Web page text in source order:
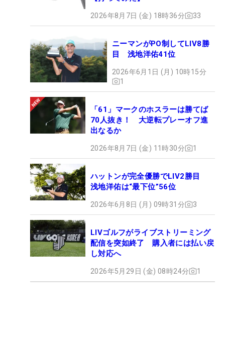
2026年8月7日 (金) 18時36分 33
ニーマンがPO制してLIV8勝
目 浅地洋佑41位
2026年6月1日 (月) 10時15分
1
「61」マークのホスラーは勝てば
70人抜き！ 大逆転プレーオフ進
出なるか
2026年8月7日 (金) 11時30分 1
ハットンが完全優勝でLIV2勝目
浅地洋佑は“最下位”56位
2026年6月8日 (月) 09時31分 3
LIVゴルフがライブストリーミング
配信を突如終了 購入者には払い戻
し対応へ
2026年5月29日 (金) 08時24分 1